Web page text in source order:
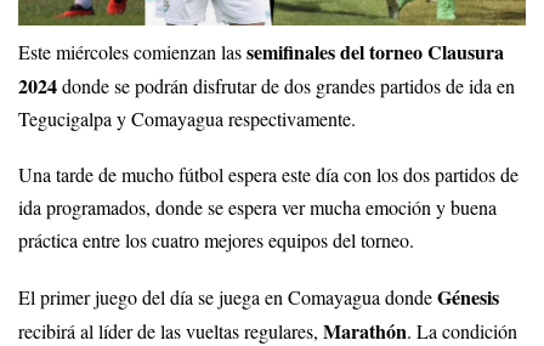
Este miércoles comienzan lassemifinales del torneo Clausura
2024donde se podrán disfrutar de dos grandes partidos de ida en
Tegucigalpa y Comayagua respectivamente.
Una tarde de mucho fútbol espera este día con los dos partidos de
ida programados, donde se espera ver mucha emoción y buena
práctica entre los cuatro mejores equipos del torneo.
El primer juego del día se juega en Comayagua dondeGénesis
recibirá al líder de las vueltas regulares, Marathón. La condición